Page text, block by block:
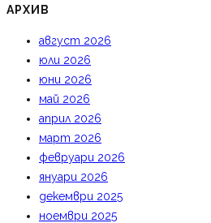
АРХИВ
август 2026
юли 2026
юни 2026
май 2026
април 2026
март 2026
февруари 2026
януари 2026
декември 2025
ноември 2025